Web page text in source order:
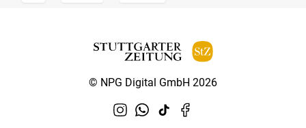
© NPG Digital GmbH 2026